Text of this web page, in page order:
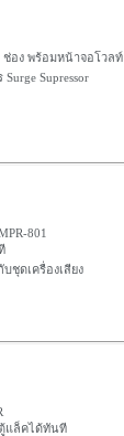
ช่อง พร้อมหน้าจอโวลท์
Supressor
801
ชุดเครื่องเสียง
แล็คได้ทันที